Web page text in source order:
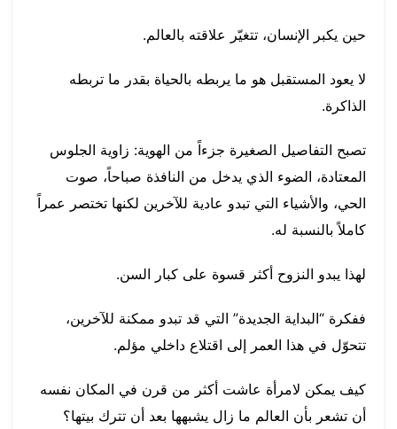
حين يكبر الإنسان، تتغيّر علاقته بالعالم.
لا يعود المستقبل هو ما يربطه بالحياة بقدر ما تربطه
الذاكرة.
تصبح التفاصيل الصغيرة جزءاً من الهوية: زاوية الجلوس
المعتادة، الضوء الذي يدخل من النافذة صباحاً، صوت
الحي، والأشياء التي تبدو عادية للآخرين لكنها تختصر عمراً
كاملاً بالنسبة له.
لهذا يبدو النزوح أكثر قسوة على كبار السن.
ففكرة “البداية الجديدة” التي قد تبدو ممكنة للآخرين،
تتحوّل في هذا العمر إلى اقتلاع داخلي مؤلم.
كيف يمكن لامرأة عاشت أكثر من قرن في المكان نفسه
أن تشعر بأن العالم ما زال يشبهها بعد أن تترك بيتها؟